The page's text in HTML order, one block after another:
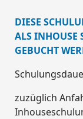
DIESE
ALS INHOUSE
GEBUCHT
zuzüglich